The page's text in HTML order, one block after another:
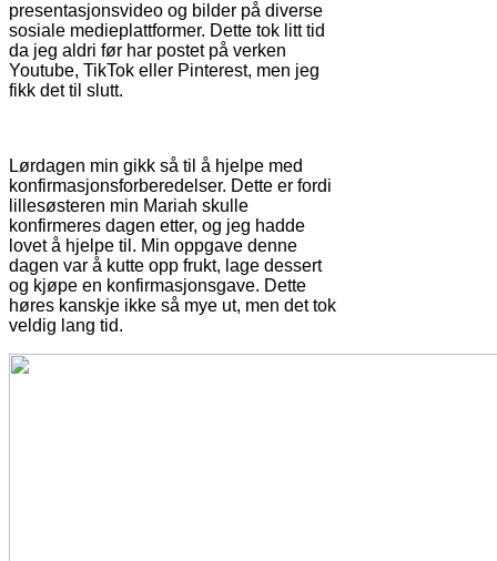
presentasjonsvideo og bilder på diverse
sosiale medieplattformer. Dette tok litt tid
da jeg aldri før har postet på verken
Youtube, TikTok eller Pinterest, men jeg
fikk det til slutt.
Lørdagen min gikk så til å hjelpe med
konfirmasjonsforberedelser. Dette er fordi
lillesøsteren min Mariah skulle
konfirmeres dagen etter, og jeg hadde
lovet å hjelpe til. Min oppgave denne
dagen var å kutte opp frukt, lage dessert
og kjøpe en konfirmasjonsgave. Dette
høres kanskje ikke så mye ut, men det tok
veldig lang tid.